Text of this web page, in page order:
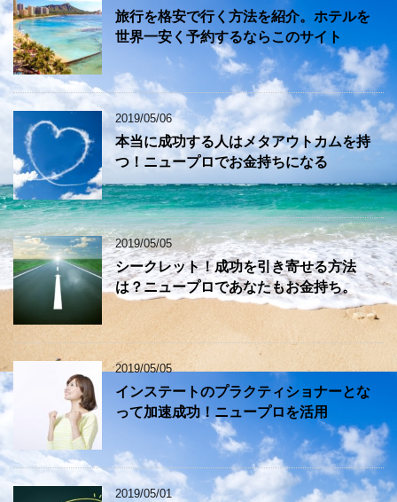
旅行を格安で行く方法を紹介。ホテルを
世界一安く予約するならこのサイト
2019/05/06
本当に成功する人はメタアウトカムを持
つ！ニュープロでお金持ちになる
2019/05/05
シークレット！成功を引き寄せる方法
は？ニュープロであなたもお金持ち。
2019/05/05
インステートのプラクティショナーとな
って加速成功！ニュープロを活用
2019/05/01